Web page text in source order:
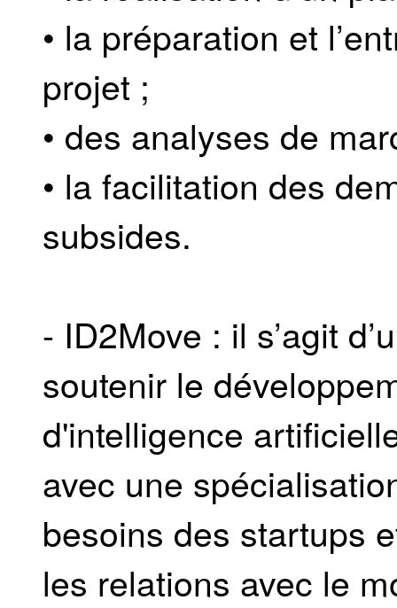
• la préparation et
projet ;
• des analyses de
• la facilitation des
subsides.
- ID2Move : il s’agit
soutenir le
d'intelligence
avec une
besoins des startups
les relations avec le